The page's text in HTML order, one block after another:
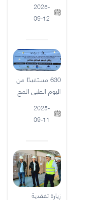
2025-
09-12
630 مستفيدًا من
اليوم الطبي المج
2025-
09-11
زيارة تفقدية